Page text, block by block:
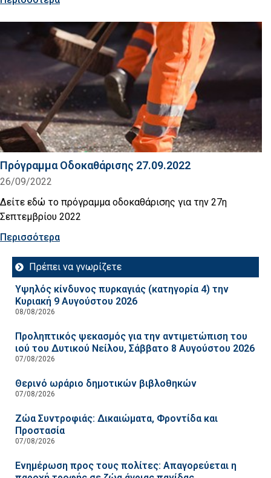
Πρόγραμμα Οδοκαθάρισης 27.09.2022
26/09/2022
Δείτε εδώ το πρόγραμμα οδοκαθάρισης για την 27η
Σεπτεμβρίου 2022
Περισσότερα
Πρέπει να γνωρίζετε
Υψηλός κίνδυνος πυρκαγιάς (κατηγορία 4) την
Κυριακή 9 Αυγούστου 2026
08/08/2026
Προληπτικός ψεκασμός για την αντιμετώπιση του
ιού του Δυτικού Νείλου, Σάββατο 8 Αυγούστου 2026
07/08/2026
Θερινό ωράριο δημοτικών βιβλοθηκών
07/08/2026
Ζώα Συντροφιάς: Δικαιώματα, Φροντίδα και
Προστασία
07/08/2026
Ενημέρωση προς τους πολίτες: Απαγορεύεται η